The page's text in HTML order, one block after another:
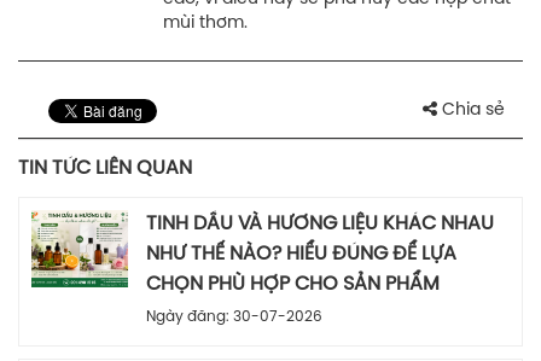
mùi thơm.
Chia sẻ
TIN TỨC LIÊN QUAN
TINH DẦU VÀ HƯƠNG LIỆU KHÁC NHAU
NHƯ THẾ NÀO? HIỂU ĐÚNG ĐỂ LỰA
CHỌN PHÙ HỢP CHO SẢN PHẨM
Ngày đăng: 30-07-2026